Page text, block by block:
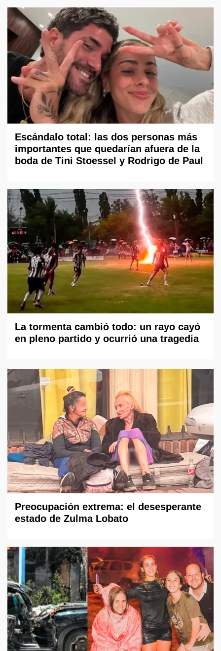
Escándalo total: las dos personas más
importantes que quedarían afuera de la
boda de Tini Stoessel y Rodrigo de Paul
La tormenta cambió todo: un rayo cayó
en pleno partido y ocurrió una tragedia
Preocupación extrema: el desesperante
estado de Zulma Lobato